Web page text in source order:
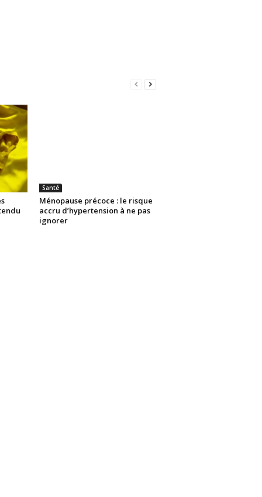
Santé
Ménopause précoce : le risque
accru d’hypertension à ne pas
ignorer